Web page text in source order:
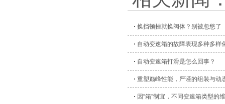
换挡顿挫就换阀体？别被忽悠了
自动变速箱的故障表现多种多样
自动变速箱打滑是怎么回事？
重塑巅峰性能，严谨的组装与动
因“箱”制宜，不同变速箱类型的